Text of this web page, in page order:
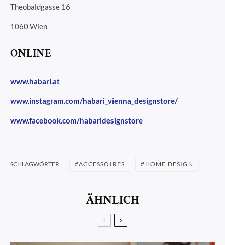
Theobaldgasse 16
1060 Wien
ONLINE
www.habari.at
www.instagram.com/habari_vienna_designstore/
www.facebook.com/habaridesignstore
SCHLAGWÖRTER ACCESSOIRES HOME DESIGN
ÄHNLICH